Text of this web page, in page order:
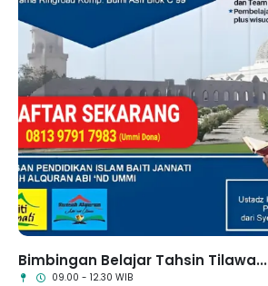
Bimbingan Belajar Tahsin Tilawa...
09.00 - 12.30 WIB